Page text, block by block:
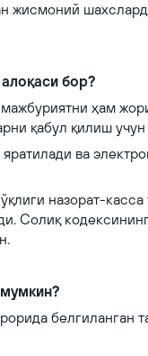
жисмоний
бор?
ҳам
қабул қилиш
ва
назорат-
Солиқ
белгиланган